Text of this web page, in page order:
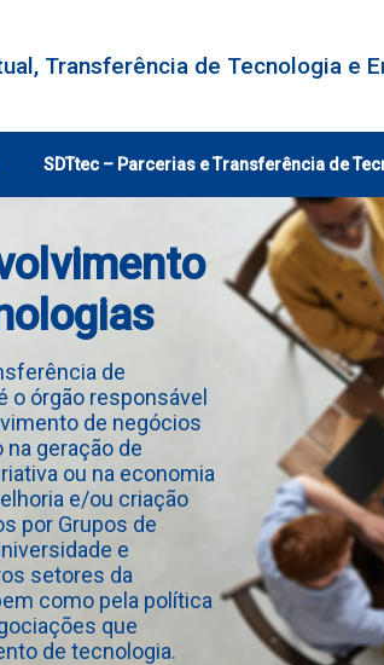
Transferência de Tecnologia e
SDTtec – Parcerias e Transferência de
de
o órgão responsável
de negócios
na geração de
ou na economia
e/ou criação
por Grupos de
e
setores da
como pela política
que
de tecnologia.